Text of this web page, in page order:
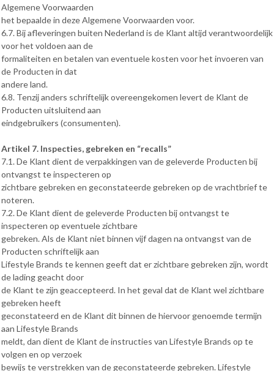
Algemene Voorwaarden
het bepaalde in deze Algemene Voorwaarden voor.
6.7. Bij afleveringen buiten Nederland is de Klant altijd verantwoordelijk
voor het voldoen aan de
formaliteiten en betalen van eventuele kosten voor het invoeren van
de Producten in dat
andere land.
6.8. Tenzij anders schriftelijk overeengekomen levert de Klant de
Producten uitsluitend aan
eindgebruikers (consumenten).
Artikel 7. Inspecties, gebreken en “recalls”
7.1. De Klant dient de verpakkingen van de geleverde Producten bij
ontvangst te inspecteren op
zichtbare gebreken en geconstateerde gebreken op de vrachtbrief te
noteren.
7.2. De Klant dient de geleverde Producten bij ontvangst te
inspecteren op eventuele zichtbare
gebreken. Als de Klant niet binnen vijf dagen na ontvangst van de
Producten schriftelijk aan
Lifestyle Brands te kennen geeft dat er zichtbare gebreken zijn, wordt
de lading geacht door
de Klant te zijn geaccepteerd. In het geval dat de Klant wel zichtbare
gebreken heeft
geconstateerd en de Klant dit binnen de hiervoor genoemde termijn
aan Lifestyle Brands
meldt, dan dient de Klant de instructies van Lifestyle Brands op te
volgen en op verzoek
bewijs te verstrekken van de geconstateerde gebreken. Lifestyle